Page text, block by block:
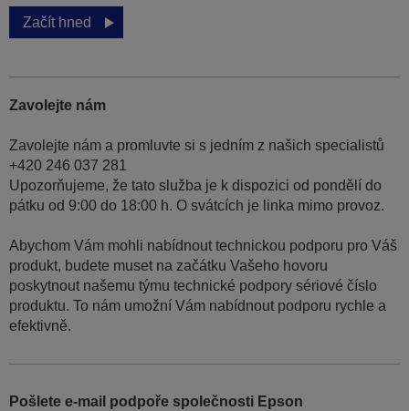
Začít hned
Zavolejte nám
Zavolejte nám a promluvte si s jedním z našich specialistů
+420 246 037 281
Upozorňujeme, že tato služba je k dispozici od pondělí do
pátku od 9:00 do 18:00 h. O svátcích je linka mimo provoz.
Abychom Vám mohli nabídnout technickou podporu pro Váš
produkt, budete muset na začátku Vašeho hovoru
poskytnout našemu týmu technické podpory sériové číslo
produktu. To nám umožní Vám nabídnout podporu rychle a
efektivně.
Pošlete e-mail podpoře společnosti Epson